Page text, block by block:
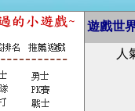
遊戲世
人